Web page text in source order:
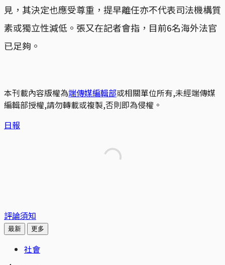
見，其決定也應受尊重，提早離任亦不代表司法機構質
素或獨立性減低。張又在記者會指，目前6名海外法官
已足夠。
本刊載內容版權為端傳媒編輯部或相關單位所有,未經端傳媒
編輯部授權,請勿轉載或複製,否則即為侵權。
日報
評論須知
最新 更多
社會